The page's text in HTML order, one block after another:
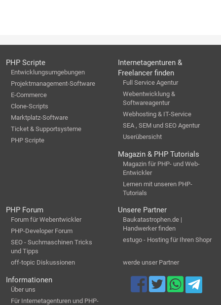
PHP Scripte
Entwicklungsumgebungen
Projektmanagement-Software
E-Commerce
Clone-Scripts
Marktplatz-Software
Ticket & Supportsysteme
PHP Scripte
Internetagenturen &
Freelancer finden
Full Service Agentur
Webentwicklung &
Softwareagentur
Webhosting & IT-Service
SEA , SEM und SEO Agentur
Userübersicht
Magazin & PHP Tutorials
Magazin für PHP- und Web-
Entwickler
Lernen mit unseren PHP-
Tutorials
PHP Forum
Forum für Webentwickler
PHP-Developer Forum
SEO - Suchmaschinen Tricks
und Tipps
off-topic Diskussionen
Unsere Partner
Baukatastrophen.de |
Handwerker finden
estugo - Hosting für Ihren Shopr
werde unser Partner
Informationen
Über uns
Für Internetagenturen und PHP-